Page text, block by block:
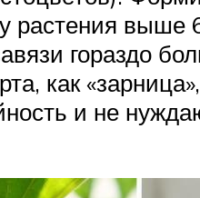
выше
гораздо
как
и не